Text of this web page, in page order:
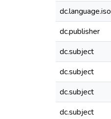
dc.language.iso
dc.publisher
dc.subject
dc.subject
dc.subject
dc.subject